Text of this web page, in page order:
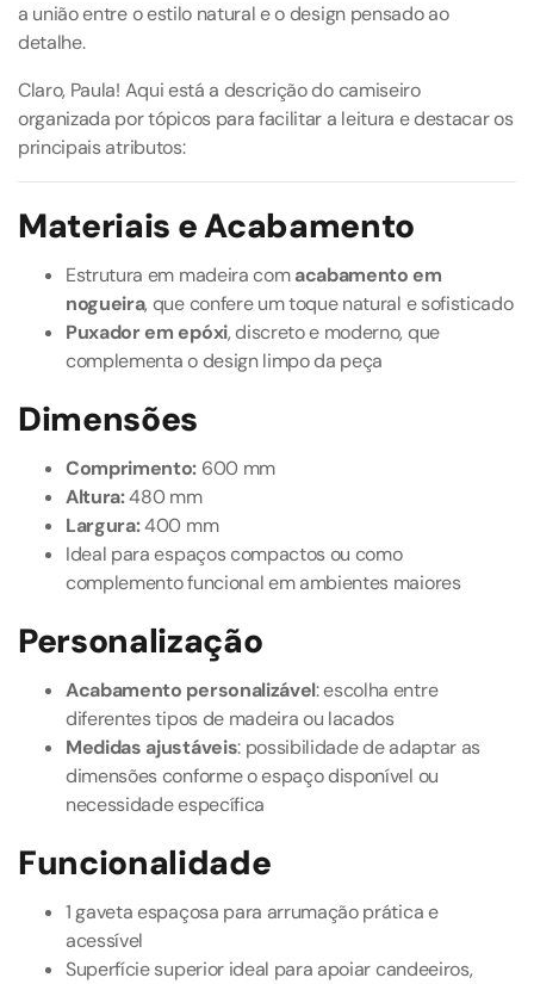
a união entre o estilo natural e o design pensado ao
detalhe.
Claro, Paula! Aqui está a descrição do camiseiro
organizada por tópicos para facilitar a leitura e destacar os
principais atributos:
Materiais e Acabamento
Estrutura em madeira comacabamento em
nogueira, que confere um toque natural e sofisticado
Puxador em epóxi, discreto e moderno, que
complementa o design limpo da peça
Dimensões
Comprimento: 600 mm
Altura:480 mm
Largura:400 mm
Ideal para espaços compactos ou como
complemento funcional em ambientes maiores
Personalização
Acabamento personalizável: escolha entre
diferentes tipos de madeira ou lacados
Medidas ajustáveis: possibilidade de adaptar as
dimensões conforme o espaço disponível ou
necessidade específica
Funcionalidade
1 gaveta espaçosa para arrumação prática e
acessível
Superfície superior ideal para apoiar candeeiros,